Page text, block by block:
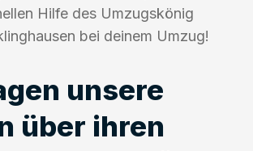
Hilfe des Umzugskönig
bei deinem Umzug!
unsere
über ihren